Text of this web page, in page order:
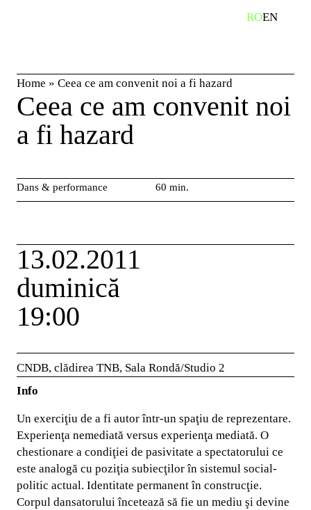
ROEN
Home » Ceea ce am convenit noi a fi hazard
Ceea ce am convenit noi
a fi hazard
Dans & performance 60 min.
13.02.2011
duminică
19:00
CNDB, clădirea TNB, Sala Rondă/Studio 2
Info
Un exerciţiu de a fi autor într-un spaţiu de reprezentare.
Experienţa nemediată versus experienţa mediată. O
chestionare a condiţiei de pasivitate a spectatorului ce
este analogă cu poziţia subiecţilor în sistemul social-
politic actual. Identitate permanent în construcţie.
Corpul dansatorului încetează să fie un mediu şi devine